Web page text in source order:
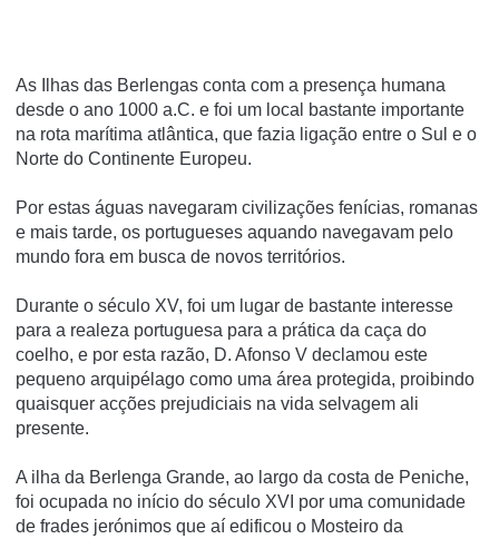
As Ilhas das Berlengas conta com a presença humana
desde o ano 1000 a.C. e foi um local bastante importante
na rota marítima atlântica, que fazia ligação entre o Sul e o
Norte do Continente Europeu.
Por estas águas navegaram civilizações fenícias, romanas
e mais tarde, os portugueses aquando navegavam pelo
mundo fora em busca de novos territórios.
Durante o século XV, foi um lugar de bastante interesse
para a realeza portuguesa para a prática da caça do
coelho, e por esta razão, D. Afonso V declamou este
pequeno arquipélago como uma área protegida, proibindo
quaisquer acções prejudiciais na vida selvagem ali
presente.
A ilha da Berlenga Grande, ao largo da costa de Peniche,
foi ocupada no início do século XVI por uma comunidade
de frades jerónimos que aí edificou o Mosteiro da